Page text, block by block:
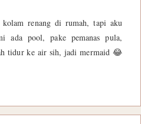
renang di rumah, tapi aku
ada pool, pake pemanas pula,
tidur ke air sih, jadi mermaid 😂